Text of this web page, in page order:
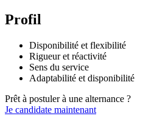
Profil
Disponibilité et flexibilité
Rigueur et réactivité
Sens du service
Adaptabilité et disponibilité
Prêt à postuler à une alternance ?
Je candidate maintenant